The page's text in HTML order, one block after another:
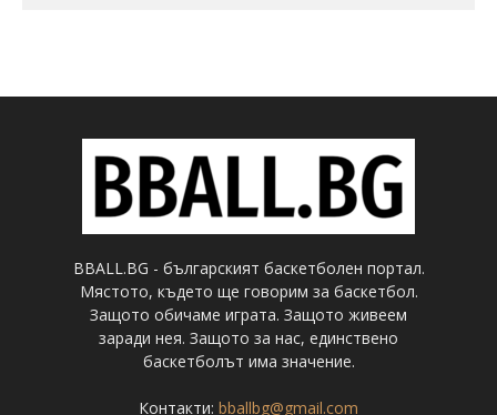
BBALL.BG - българският баскетболен портал.
Мястото, където ще говорим за баскетбол.
Защото обичаме играта. Защото живеем
заради нея. Защото за нас, единствено
баскетболът има значение.
Контакти: bballbg@gmail.com